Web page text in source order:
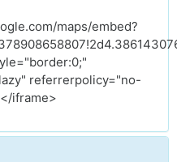
maps/embed?
referrerpolicy="no-
iframe>